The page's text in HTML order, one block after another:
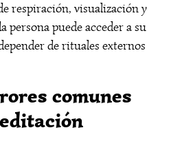
respiración, visualización y
persona puede acceder a su
de rituales externos
comunes